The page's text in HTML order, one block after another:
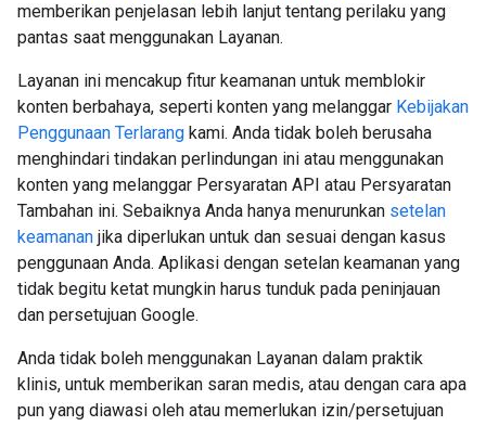
memberikan penjelasan lebih lanjut tentang perilaku yang
pantas saat menggunakan Layanan.
Layanan ini mencakup fitur keamanan untuk memblokir
konten berbahaya, seperti konten yang melanggar Kebijakan
Penggunaan Terlarang kami. Anda tidak boleh berusaha
menghindari tindakan perlindungan ini atau menggunakan
konten yang melanggar Persyaratan API atau Persyaratan
Tambahan ini. Sebaiknya Anda hanya menurunkan setelan
keamanan jika diperlukan untuk dan sesuai dengan kasus
penggunaan Anda. Aplikasi dengan setelan keamanan yang
tidak begitu ketat mungkin harus tunduk pada peninjauan
dan persetujuan Google.
Anda tidak boleh menggunakan Layanan dalam praktik
klinis, untuk memberikan saran medis, atau dengan cara apa
pun yang diawasi oleh atau memerlukan izin/persetujuan